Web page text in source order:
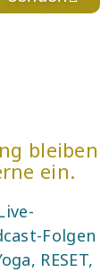
bleiben
ein.
Folgen
RESET,